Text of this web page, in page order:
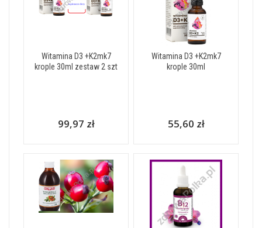
Witamina D3 +K2mk7
krople 30ml zestaw 2 szt
99,97 zł
Witamina D3 +K2mk7
krople 30ml
55,60 zł